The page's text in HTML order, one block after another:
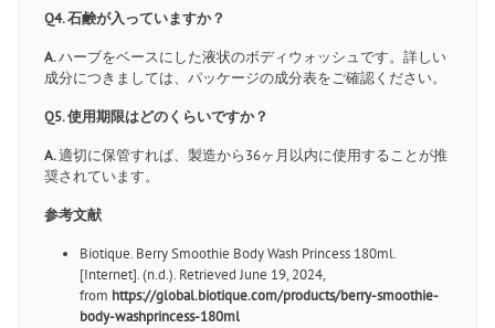
Q4. 石鹸が入っていますか？
A.ハーブをベースにした液状のボディウォッシュです。詳しい
成分につきましては、パッケージの成分表をご確認ください。
Q5. 使用期限はどのくらいですか？
A.適切に保管すれば、製造から36ヶ月以内に使用することが推
奨されています。
参考文献
Biotique. Berry Smoothie Body Wash Princess 180ml.
[Internet]. (n.d.). Retrieved June 19, 2024,
from https://global.biotique.com/products/berry-smoothie-
body-washprincess-180ml